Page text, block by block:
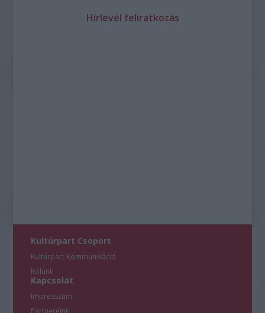
Hírlevél feliratkozás
Kultúrpart Csoport
Kultúrpart Kommunikáció
Rólunk
Kapcsolat
Impresszum